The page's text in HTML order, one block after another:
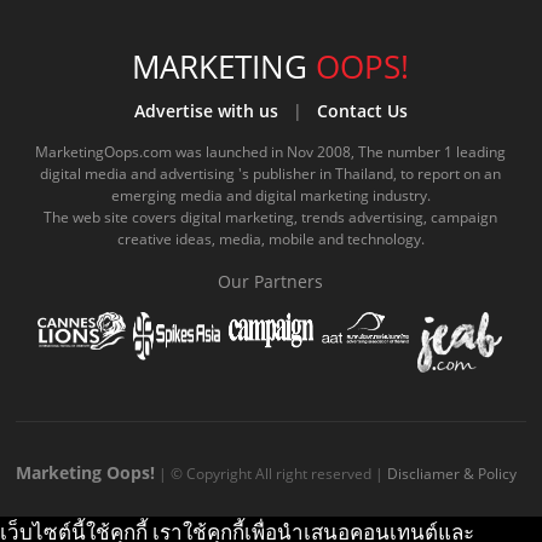
e
b
o
o
k
c
o
t
u
b
e
.
o
o
m
e
m
e
t
a
g
r
a
.
t
o
k
.
c
m
MARKETING OOPS!
Advertise with us| Contact Us
MarketingOops.com was launched in Nov 2008, The number 1 leading
digital media and advertising 's publisher in Thailand, to report on an
emerging media and digital marketing industry.
The web site covers digital marketing, trends advertising, campaign
creative ideas, media, mobile and technology.
Our Partners
Marketing Oops! | © Copyright All right reserved | Discliamer & Policy
เว็บไซต์นี้ใช้คุกกี้ เราใช้คุกกี้เพื่อนำเสนอคอนเทนต์และ